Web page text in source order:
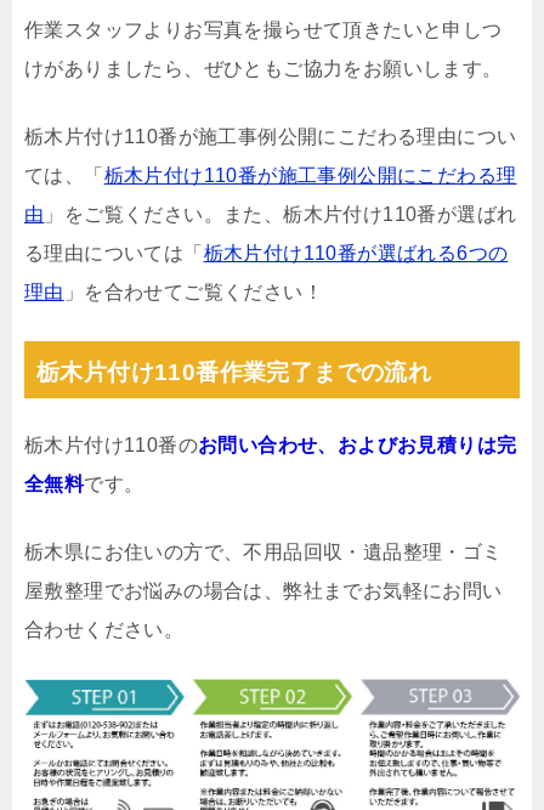
作業スタッフよりお写真を撮らせて頂きたいと申しつ
けがありましたら、ぜひともご協力をお願いします。
栃木片付け110番が施工事例公開にこだわる理由につい
ては、「 栃木片付け110番が施工事例公開にこだわる理
由 」をご覧ください。また、栃木片付け110番が選ばれ
る理由については「 栃木片付け110番が選ばれる6つの
理由 」を合わせてご覧ください！
栃木片付け110番作業完了までの流れ
栃木片付け110番のお問い合わせ、およびお見積りは完
全無料です。
栃木県にお住いの方で、不用品回収・遺品整理・ゴミ
屋敷整理でお悩みの場合は、弊社までお気軽にお問い
合わせください。